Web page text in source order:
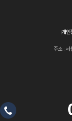
개인
주소 :